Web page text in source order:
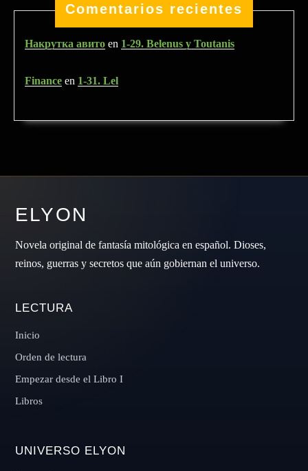
Comentarios recientes
Накрутка авито en 1-29. Belenus y Toutanis
Finance en 1-31. Lel
ELYON
Novela original de fantasía mitológica en español. Dioses,
reinos, guerras y secretos que aún gobiernan el universo.
LECTURA
Inicio
Orden de lectura
Empezar desde el Libro I
Libros
UNIVERSO ELYON